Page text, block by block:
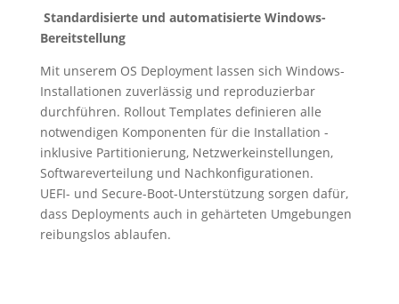
Standardisierte und automatisierte Windows-
Bereitstellung
Mit unserem OS Deployment lassen sich Windows-
Installationen zuverlässig und reproduzierbar
durchführen. Rollout Templates definieren alle
notwendigen Komponenten für die Installation -
inklusive Partitionierung, Netzwerkeinstellungen,
Softwareverteilung und Nachkonfigurationen.
UEFI- und Secure-Boot-Unterstützung sorgen dafür,
dass Deployments auch in gehärteten Umgebungen
reibungslos ablaufen.